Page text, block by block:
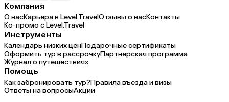
Компания
О насКарьера в Level.TravelОтзывы о насКонтакты
Ко-промо с Level.Travel
Инструменты
Календарь низких ценПодарочные сертификаты
Оформить тур в рассрочкуПартнерская программа
Журнал о путешествиях
Помощь
Как забронировать тур?Правила въезда и визы
Ответы на вопросыАкции